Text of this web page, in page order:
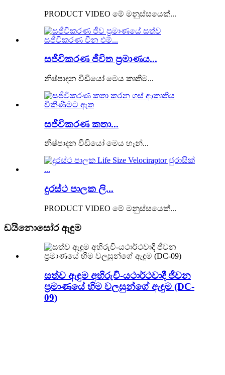
PRODUCT VIDEO මේ මනුස්සයෙක්...
සජීවිකරණ ජීවිත ප්‍රමාණය...
නිෂ්පාදන වීඩියෝ මෙය කෘතිම...
සජීවිකරණ කතා...
නිෂ්පාදන වීඩියෝ මෙය හෑන්...
දුරස්ථ පාලක ලි...
PRODUCT VIDEO මේ මනුස්සයෙක්...
ඩයිනොසෝර ඇඳුම
සත්ව ඇඳුම අභිරුචි-යථාර්ථවාදී ජීවන
ප්‍රමාණයේ හිම වලසුන්ගේ ඇඳුම (DC-
09)